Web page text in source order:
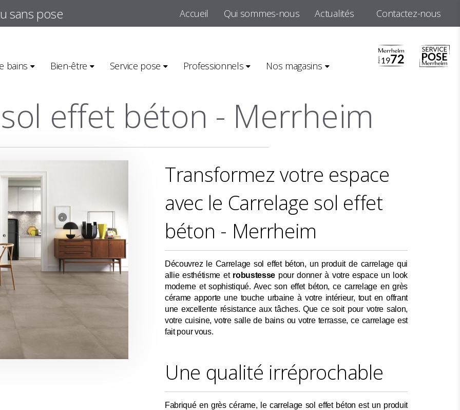
sans pose Accueil Qui sommes-nous Actualités Contactez-nous
bains Bien-être Service pose Professionnels Nos magasins
Nos réalisations carrelage > Grand format Carrelage sol effet béton - Merrheim
effet béton - Merrheim
Transformez votre espace
avec le Carrelage sol effet
béton - Merrheim
Découvrez le Carrelage sol effet béton, un produit de carrelage qui
allie esthétisme et robustesse pour donner à votre espace un look
moderne et sophistiqué. Avec son effet béton, ce carrelage en grès
cérame apporte une touche urbaine à votre intérieur, tout en offrant
une excellente résistance aux tâches. Que ce soit pour votre salon,
votre cuisine, votre salle de bains ou votre terrasse, ce carrelage est
fait pour vous.
Une qualité irréprochable
Fabriqué en grès cérame, le carrelage sol effet béton est un produit